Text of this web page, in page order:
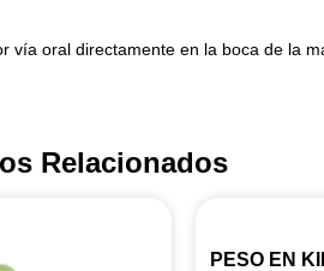
vía oral directamente en la boca de la
Relacionados
PESO EN